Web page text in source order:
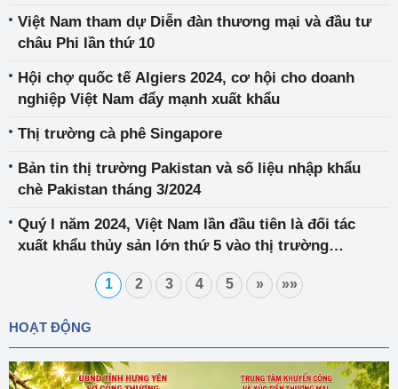
Việt Nam tham dự Diễn đàn thương mại và đầu tư
châu Phi lần thứ 10
Hội chợ quốc tế Algiers 2024, cơ hội cho doanh
nghiệp Việt Nam đẩy mạnh xuất khẩu
Thị trường cà phê Singapore
Bản tin thị trường Pakistan và số liệu nhập khẩu
chè Pakistan tháng 3/2024
Quý I năm 2024, Việt Nam lần đầu tiên là đối tác
xuất khẩu thủy sản lớn thứ 5 vào thị trường
1 2 3 4 5 » »»
HOẠT ĐỘNG